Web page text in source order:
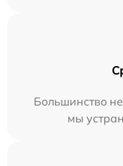
Большинство
мы